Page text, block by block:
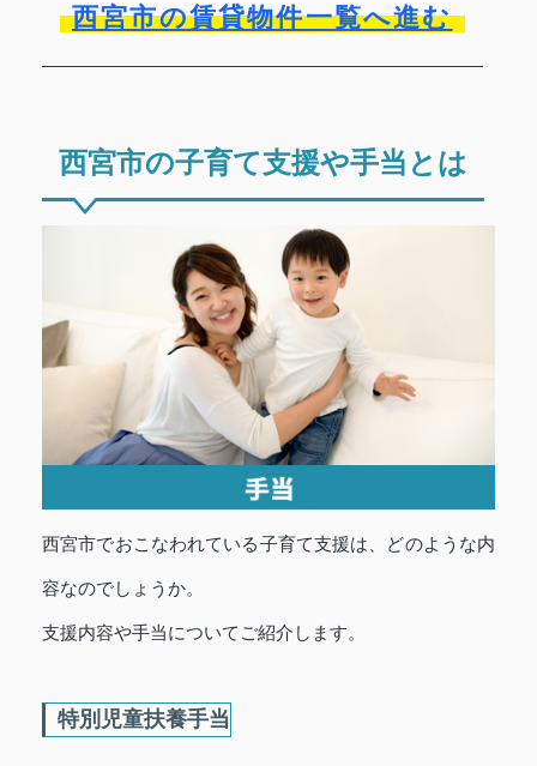
西宮市の賃貸物件一覧へ進む
西宮市の子育て支援や手当とは
西宮市でおこなわれている子育て支援は、どのような内
容なのでしょうか。
支援内容や手当についてご紹介します。
特別児童扶養手当